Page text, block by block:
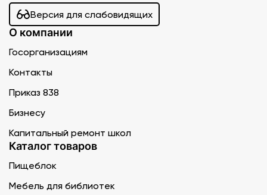
Версия для слабовидящих
О компании
Госорганизациям
Контакты
Приказ 838
Бизнесу
Капитальный ремонт школ
Каталог товаров
Пищеблок
Мебель для библиотек